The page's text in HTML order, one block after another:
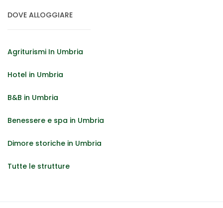
DOVE ALLOGGIARE
Agriturismi In Umbria
Hotel in Umbria
B&B in Umbria
Benessere e spa in Umbria
Dimore storiche in Umbria
Tutte le strutture